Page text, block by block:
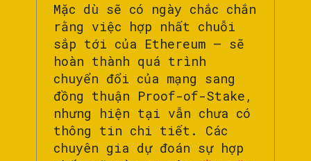
Mặc dù sẽ có ngày chắc chắn
rằng việc hợp nhất chuỗi
sắp tới của Ethereum – sẽ
hoàn thành quá trình
chuyển đổi của mạng sang
đồng thuận Proof-of-Stake,
nhưng hiện tại vẫn chưa có
thông tin chi tiết. Các
chuyên gia dự đoán sự hợp